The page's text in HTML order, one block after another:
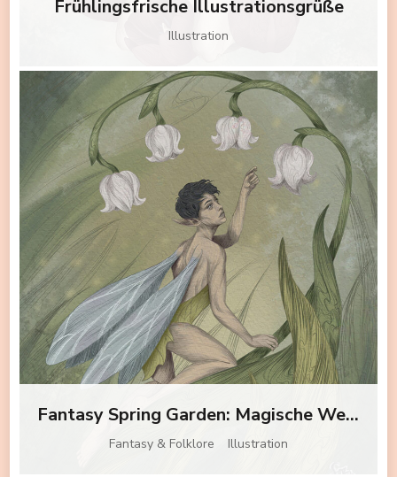
Frühlingsfrische Illustrationsgrüße
Illustration
Fantasy Spring Garden: Magische Wesen mit Blumen
Fantasy & Folklore Illustration